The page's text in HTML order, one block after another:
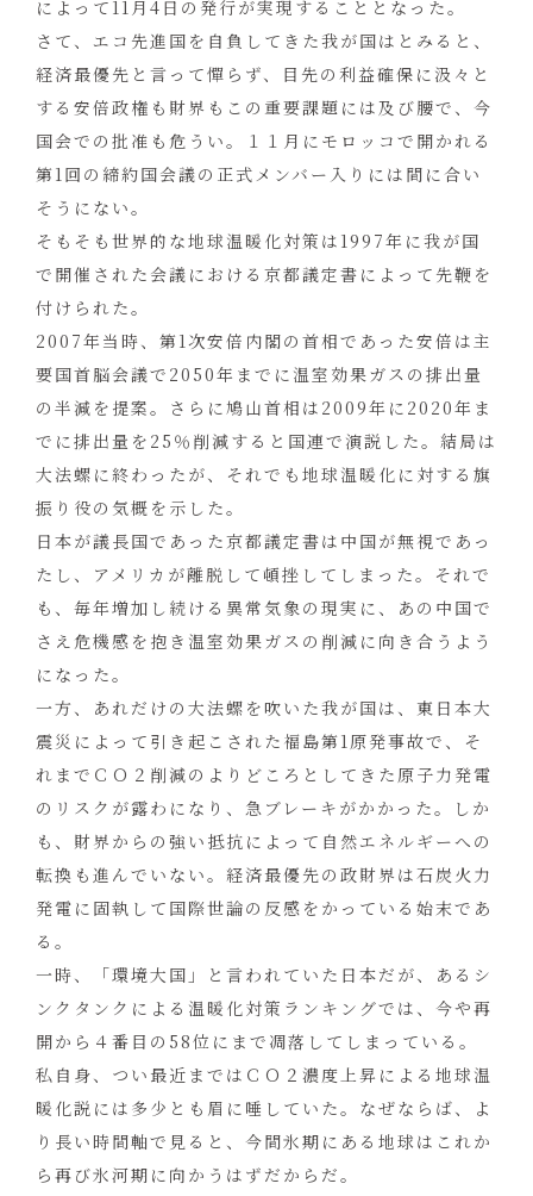
によって11月4日の発行が実現することとなった。
さて、エコ先進国を自負してきた我が国はとみると、
経済最優先と言って憚らず、目先の利益確保に汲々と
する安倍政権も財界もこの重要課題には及び腰で、今
国会での批准も危うい。１１月にモロッコで開かれる
第1回の締約国会議の正式メンバー入りには間に合い
そうにない。
そもそも世界的な地球温暖化対策は1997年に我が国
で開催された会議における京都議定書によって先鞭を
付けられた。
2007年当時、第1次安倍内閣の首相であった安倍は主
要国首脳会議で2050年までに温室効果ガスの排出量
の半減を提案。さらに鳩山首相は2009年に2020年ま
でに排出量を25％削減すると国連で演説した。結局は
大法螺に終わったが、それでも地球温暖化に対する旗
振り役の気概を示した。
日本が議長国であった京都議定書は中国が無視であっ
たし、アメリカが離脱して頓挫してしまった。それで
も、毎年増加し続ける異常気象の現実に、あの中国で
さえ危機感を抱き温室効果ガスの削減に向き合うよう
になった。
一方、あれだけの大法螺を吹いた我が国は、東日本大
震災によって引き起こされた福島第1原発事故で、そ
れまでＣＯ２削減のよりどころとしてきた原子力発電
のリスクが露わになり、急ブレーキがかかった。しか
も、財界からの強い抵抗によって自然エネルギーへの
転換も進んでいない。経済最優先の政財界は石炭火力
発電に固執して国際世論の反感をかっている始末であ
る。
一時、「環境大国」と言われていた日本だが、あるシ
ンクタンクによる温暖化対策ランキングでは、今や再
開から４番目の58位にまで凋落してしまっている。
私自身、つい最近まではＣＯ２濃度上昇による地球温
暖化説には多少とも眉に唾していた。なぜならば、よ
り長い時間軸で見ると、今間氷期にある地球はこれか
ら再び氷河期に向かうはずだからだ。